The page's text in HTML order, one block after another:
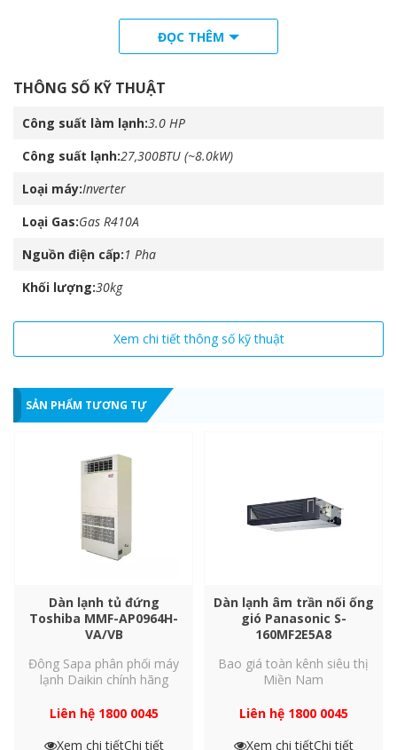
Vỏ máy
Kích thước(cao x rộng x sâu)
Loại x Số lượng
Công suất điện
Lưu lượng gió
(Thấp-TB-cao)
L/s
Độ ồn (Đo trong phòng tiêu âm)
ĐỌC THÊM
THÔNG SỐ KỸ THUẬT
Công suất làm lạnh 3.0 HP
Công suất lạnh 27,300BTU (~8.0kW)
Loại máy Inverter
Loại Gas Gas R410A
Nguồn điện cấp 1 Pha
Khối lượng 30kg
Xem chi tiết thông số kỹ thuật
SẢN PHẨM TƯƠNG TỰ
Dàn lạnh tủ đứng
Toshiba MMF-AP0964H-
VA/VB
Đông Sapa phân phối máy
lạnh Daikin chính hãng
Liên hệ 1800 0045
Xem chi tiếtChi tiết
Dàn lạnh âm trần nối ống
gió Panasonic S-
160MF2E5A8
Bao giá toàn kênh siêu thị
Miền Nam
Liên hệ 1800 0045
Xem chi tiếtChi tiết